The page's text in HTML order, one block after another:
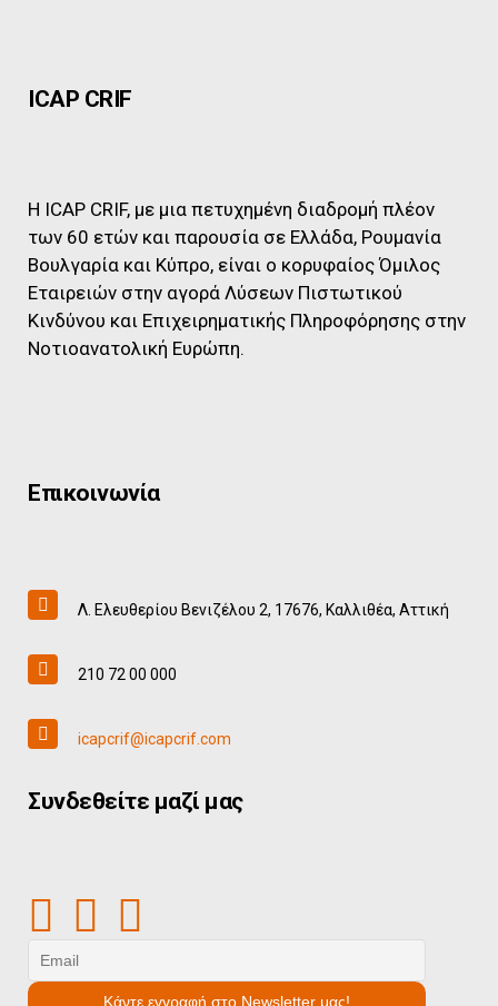
ICAP CRIF
Η ICAP CRIF, με μια πετυχημένη διαδρομή πλέον
των 60 ετών και παρουσία σε Ελλάδα, Ρουμανία
Βουλγαρία και Κύπρο, είναι ο κορυφαίος Όμιλος
Εταιρειών στην αγορά Λύσεων Πιστωτικού
Κινδύνου και Επιχειρηματικής Πληροφόρησης στην
Νοτιοανατολική Ευρώπη.
Επικοινωνία
Λ. Ελευθερίου Βενιζέλου 2, 17676, Καλλιθέα, Αττική
210 72 00 000
icapcrif@icapcrif.com
Συνδεθείτε μαζί μας